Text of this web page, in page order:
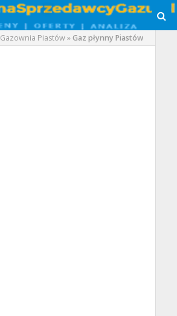
Gazownia Piastów»Gaz płynny Piastów